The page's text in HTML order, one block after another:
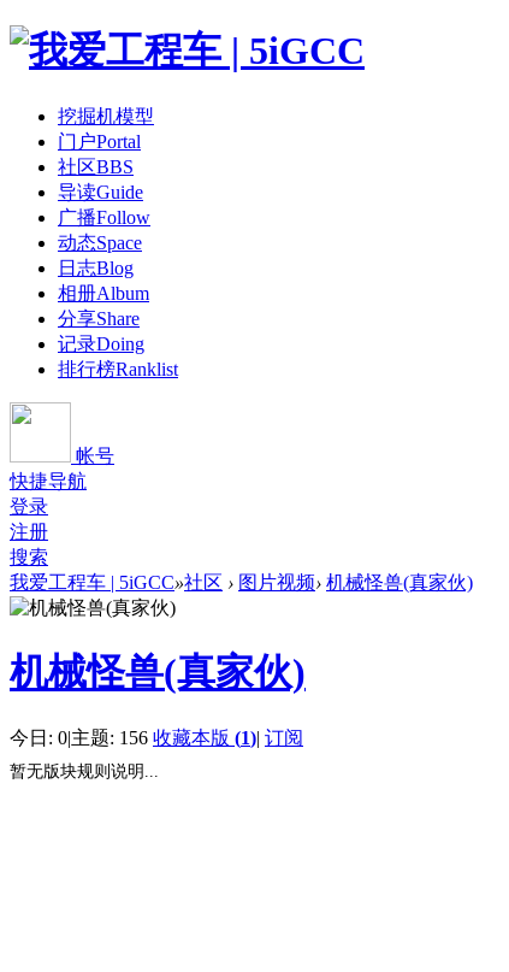
挖掘机模型
门户Portal
社区BBS
导读Guide
广播Follow
动态Space
日志Blog
相册Album
分享Share
记录Doing
排行榜Ranklist
帐号
快捷导航
登录
注册
搜索
我爱工程车 | 5iGCC»社区 › 图片视频› 机械怪兽(真家伙)
机械怪兽(真家伙)
今日: 0|主题: 156 收藏本版 (1)| 订阅
暂无版块规则说明...